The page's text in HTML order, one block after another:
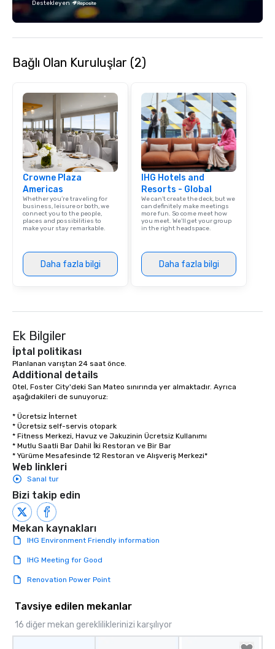
Destekleyen
Bağlı Olan Kuruluşlar (2)
Crowne Plaza
Americas
Whether you’re traveling for
business, leisure or both, we
connect you to the people,
places and possibilities to
make your stay remarkable.
Daha fazla bilgi
IHG Hotels and
Resorts - Global
We can't create the deck, but we
can definitely make meetings
more fun. So come meet how
you meet. We'll get your group
in the right headspace.
Daha fazla bilgi
Ek Bilgiler
İptal politikası
Planlanan varıştan 24 saat önce.
Additional details
Otel, Foster City'deki San Mateo sınırında yer almaktadır. Ayrıca
aşağıdakileri de sunuyoruz:
* Ücretsiz İnternet
* Ücretsiz self-servis otopark
* Fitness Merkezi, Havuz ve Jakuzinin Ücretsiz Kullanımı
* Mutlu Saatli Bar Dahil İki Restoran ve Bir Bar
* Yürüme Mesafesinde 12 Restoran ve Alışveriş Merkezi*
Web linkleri
Sanal tur
Bizi takip edin
Mekan kaynakları
IHG Environment Friendly information
IHG Meeting for Good
Renovation Power Point
Tavsiye edilen mekanlar
16 diğer mekan gerekliliklerinizi karşılıyor